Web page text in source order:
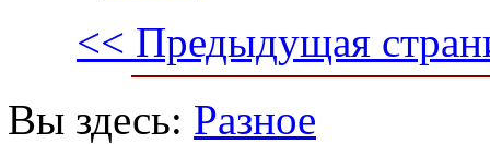
<< Предыдущая
Вы здесь: Разное